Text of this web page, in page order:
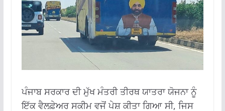
ਪੰਜਾਬ ਸਰਕਾਰ ਦੀ ਮੁੱਖ ਮੰਤਰੀ ਤੀਰਥ ਯਾਤਰਾ ਯੋਜਨਾ ਨੂੰ
ਇੱਕ ਵੈਲਫ਼ੇਅਰ ਸਕੀਮ ਵਜੋਂ ਪੇਸ਼ ਕੀਤਾ ਗਿਆ ਸੀ, ਜਿਸ